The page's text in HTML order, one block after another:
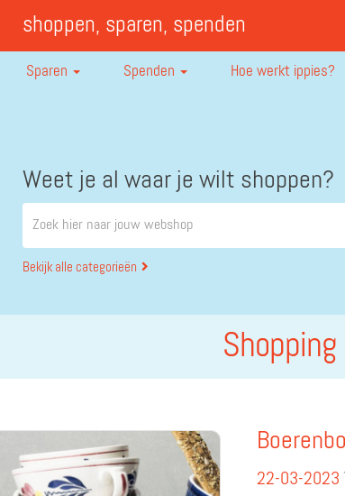
shoppen, sparen, spenden
Sparen Spenden Hoe werkt ippies?
Weet je al waar je wilt shoppen?
Bekijk alle categorieën
22-03-2023